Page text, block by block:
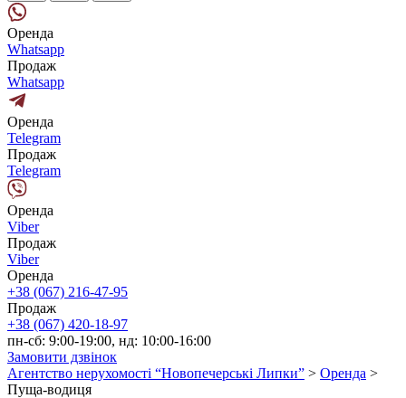
Оренда
Whatsapp
Продаж
Whatsapp
Оренда
Telegram
Продаж
Telegram
Оренда
Viber
Продаж
Viber
Оренда
+38 (067) 216-47-95
Продаж
+38 (067) 420-18-97
пн-сб: 9:00-19:00, нд: 10:00-16:00
Замовити дзвінок
Агентство нерухомості “Новопечерські Липки” > Оренда >
Пуща-водиця